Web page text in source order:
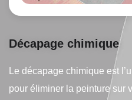
Décapage chimique
Le décapage chimique est
pour éliminer la peinture sur